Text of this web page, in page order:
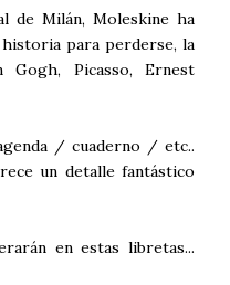
de Milán, Moleskine ha
para perderse, la
Picasso, Ernest
/ cuaderno / etc..
un detalle fantástico
en estas libretas...